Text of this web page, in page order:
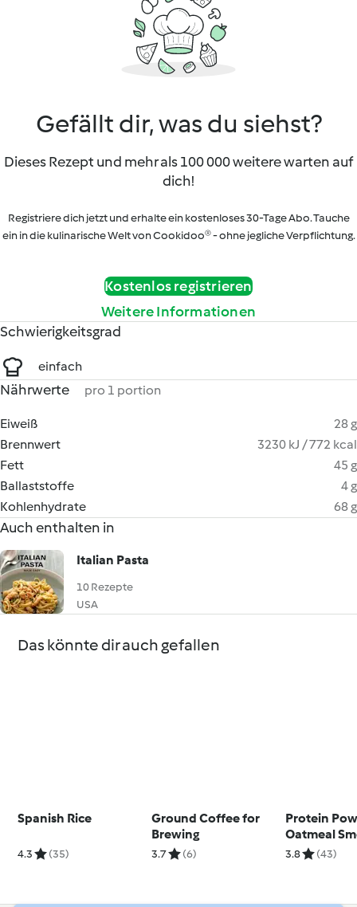
Gefällt dir, was du siehst?
Dieses Rezept und mehr als 100 000 weitere warten auf
dich!
Registriere dich jetzt und erhalte ein kostenloses 30-Tage Abo. Tauche
ein in die kulinarische Welt von Cookidoo® - ohne jegliche Verpflichtung.
Kostenlos registrieren
Weitere Informationen
Schwierigkeitsgrad
einfach
Nährwerte pro 1 portion
Eiweiß
28 g
Brennwert
3230 kJ / 772 kcal
Fett
45 g
Ballaststoffe
4 g
Kohlenhydrate
68 g
Auch enthalten in
Italian Pasta
10 Rezepte
USA
Das könnte dir auch gefallen
Spanish Rice
4.3 (35)
Ground Coffee for
Brewing
3.7 (6)
Protein
Oatmeal
3.8 (43)